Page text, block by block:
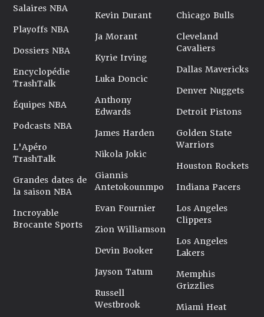
Salaires NBA
Playoffs NBA
Dossiers NBA
Encyclopédie
TrashTalk
Équipes NBA
Podcasts NBA
L'Apéro
TrashTalk
Grandes dates de
la saison NBA
Incroyable
Brocante Sports
Kevin Durant
Ja Morant
Kyrie Irving
Luka Doncic
Anthony
Edwards
James Harden
Nikola Jokic
Giannis
Antetokounmpo
Evan Fournier
Zion Williamson
Devin Booker
Jayson Tatum
Russell
Westbrook
Chicago Bulls
Cleveland
Cavaliers
Dallas Mavericks
Denver Nuggets
Detroit Pistons
Golden State
Warriors
Houston Rockets
Indiana Pacers
Los Angeles
Clippers
Los Angeles
Lakers
Memphis
Grizzlies
Miami Heat